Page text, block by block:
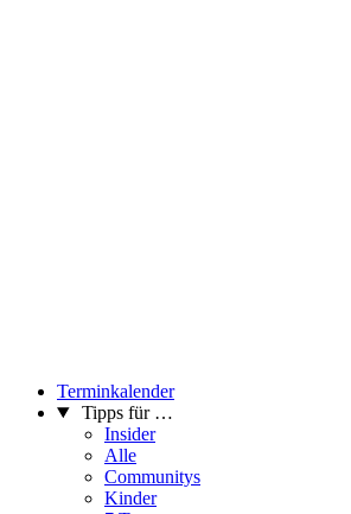
Terminkalender
Tipps für …
Insider
Alle
Communitys
Kinder